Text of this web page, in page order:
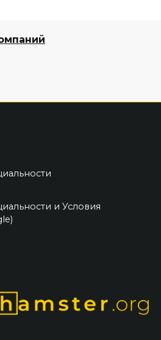
и Условия